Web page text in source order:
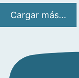
Cargar más...